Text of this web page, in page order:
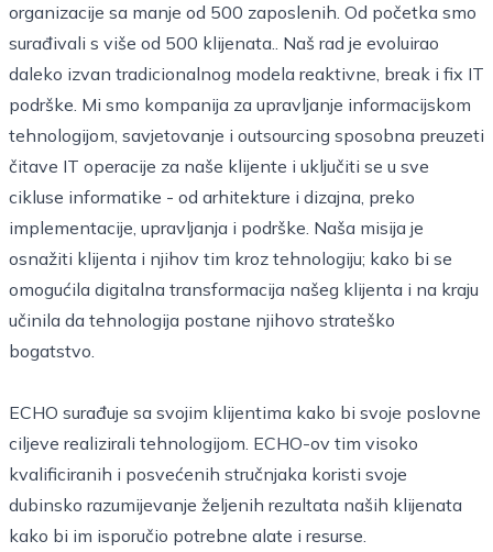
organizacije sa manje od 500 zaposlenih. Od početka smo
surađivali s više od 500 klijenata.. Naš rad je evoluirao
daleko izvan tradicionalnog modela reaktivne, break i fix IT
podrške. Mi smo kompanija za upravljanje informacijskom
tehnologijom, savjetovanje i outsourcing sposobna preuzeti
čitave IT operacije za naše klijente i uključiti se u sve
cikluse informatike - od arhitekture i dizajna, preko
implementacije, upravljanja i podrške. Naša misija je
osnažiti klijenta i njihov tim kroz tehnologiju; kako bi se
omogućila digitalna transformacija našeg klijenta i na kraju
učinila da tehnologija postane njihovo strateško
bogatstvo.
ECHO surađuje sa svojim klijentima kako bi svoje poslovne
ciljeve realizirali tehnologijom. ECHO-ov tim visoko
kvalificiranih i posvećenih stručnjaka koristi svoje
dubinsko razumijevanje željenih rezultata naših klijenata
kako bi im isporučio potrebne alate i resurse.